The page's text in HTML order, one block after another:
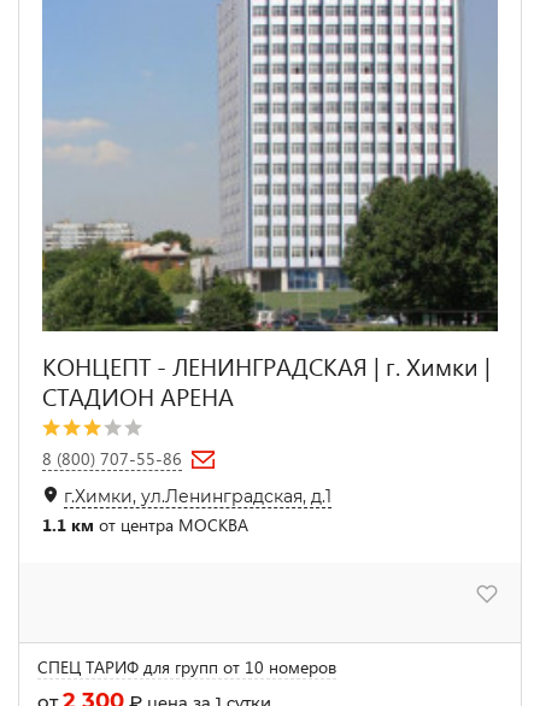
КОНЦЕПТ - ЛЕНИНГРАДСКАЯ | г. Химки |
СТАДИОН АРЕНА
8 (800) 707-55-86
г.Химки, ул.Ленинградская, д.1
1.1 км от центра МОСКВА
СПЕЦ ТАРИФ для групп от 10 номеров